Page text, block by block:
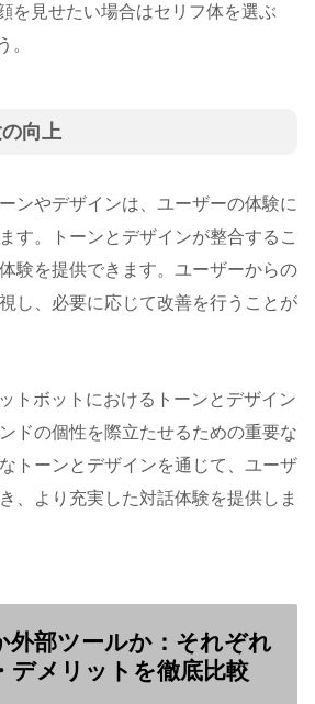
を見せたい場合はセリフ体を選ぶ
。
向上
ンやデザインは、ユーザーの体験に
す。トーンとデザインが整合するこ
験を提供できます。ユーザーからの
し、必要に応じて改善を行うことが
トボットにおけるトーンとデザイン
ドの個性を際立たせるための重要な
トーンとデザインを通じて、ユーザ
、より充実した対話体験を提供しま
外部ツールか：それぞれ
デメリットを徹底比較